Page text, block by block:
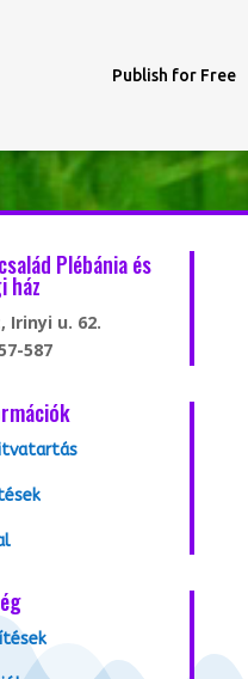
Publish for Free
Plébánia és
ház
Irinyi u. 62.
587